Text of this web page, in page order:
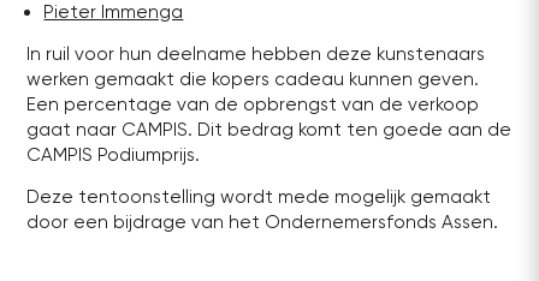
Pieter Immenga
In ruil voor hun deelname hebben deze kunstenaars
werken gemaakt die kopers cadeau kunnen geven.
Een percentage van de opbrengst van de verkoop
gaat naar CAMPIS. Dit bedrag komt ten goede aan de
CAMPIS Podiumprijs.
Deze tentoonstelling wordt mede mogelijk gemaakt
door een bijdrage van het Ondernemersfonds Assen.